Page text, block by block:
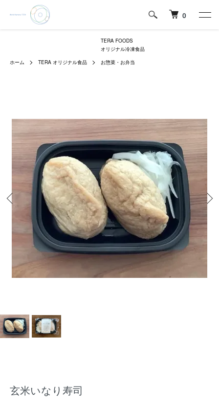
0
ホーム TERA オリジナル食品
TERA FOODS
オリジナル冷凍食品
お惣菜・お弁当
玄米いなり寿司